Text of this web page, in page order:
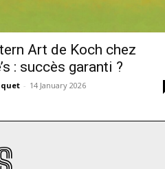
Art de Koch chez
: succès garanti ?
- 14 January 2026